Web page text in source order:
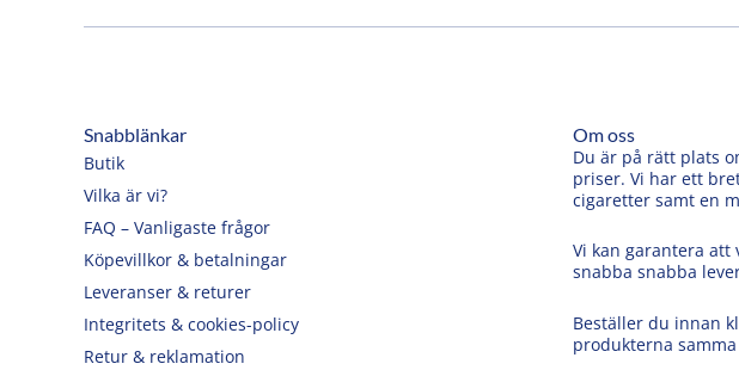
Snabblänkar
Butik
Vilka är vi?
FAQ – Vanligaste frågor
Köpevillkor & betalningar
Leveranser & returer
Integritets & cookies-policy
Retur & reklamation
Om oss
Du är på rätt plats
priser. Vi har ett
cigaretter samt en
Vi kan garantera att
snabba snabba
Beställer du innan
produkterna